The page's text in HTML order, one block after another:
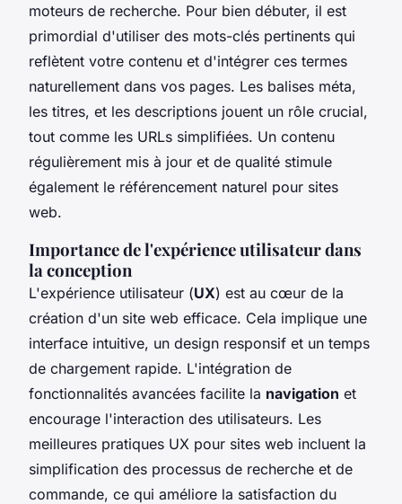
moteurs de recherche. Pour bien débuter, il est
primordial d'utiliser des mots-clés pertinents qui
reflètent votre contenu et d'intégrer ces termes
naturellement dans vos pages. Les balises méta,
les titres, et les descriptions jouent un rôle crucial,
tout comme les URLs simplifiées. Un contenu
régulièrement mis à jour et de qualité stimule
également le référencement naturel pour sites
web.
Importance de l'expérience utilisateur dans
la conception
L'expérience utilisateur (UX) est au cœur de la
création d'un site web efficace. Cela implique une
interface intuitive, un design responsif et un temps
de chargement rapide. L'intégration de
fonctionnalités avancées facilite la navigation et
encourage l'interaction des utilisateurs. Les
meilleures pratiques UX pour sites web incluent la
simplification des processus de recherche et de
commande, ce qui améliore la satisfaction du